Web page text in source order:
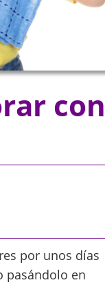
con
por unos días
pasándolo en